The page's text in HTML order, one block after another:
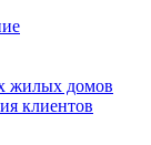
жилых домов
клиентов